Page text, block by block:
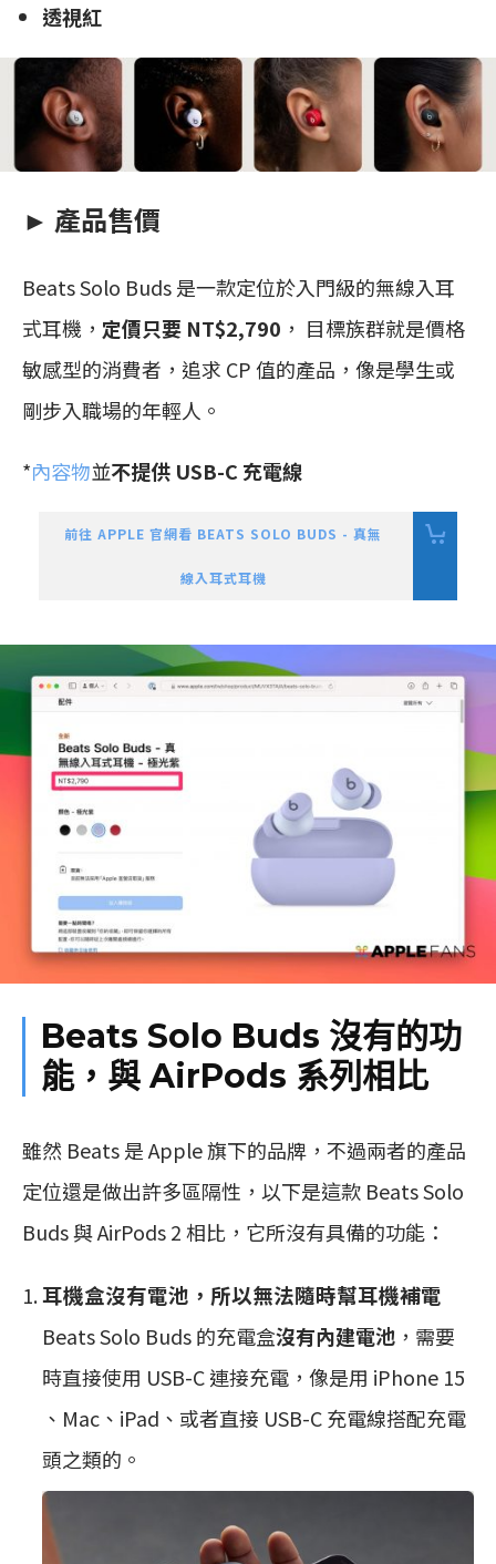
透視紅
► 產品售價
Beats Solo Buds 是一款定位於入門級的無線入耳
式耳機， 定價只要 NT$2,790 ， 目標族群就是價格
敏感型的消費者，追求 CP 值的產品，像是學生或
剛步入職場的年輕人。
*內容物並不提供 USB-C 充電線
前往 APPLE 官網看 BEATS SOLO BUDS - 真無
線入耳式耳機
Beats Solo Buds 沒有的功
能，與 AirPods 系列相比
雖然 Beats 是 Apple 旗下的品牌，不過兩者的產品
定位還是做出許多區隔性，以下是這款 Beats Solo
Buds 與 AirPods 2 相比，它所沒有具備的功能：
耳機盒沒有電池，所以無法隨時幫耳機補電
Beats Solo Buds 的充電盒沒有內建電池 ，需要
時直接使用 USB-C 連接充電，像是用 iPhone 15
、Mac、iPad、或者直接 USB-C 充電線搭配充電
頭之類的。